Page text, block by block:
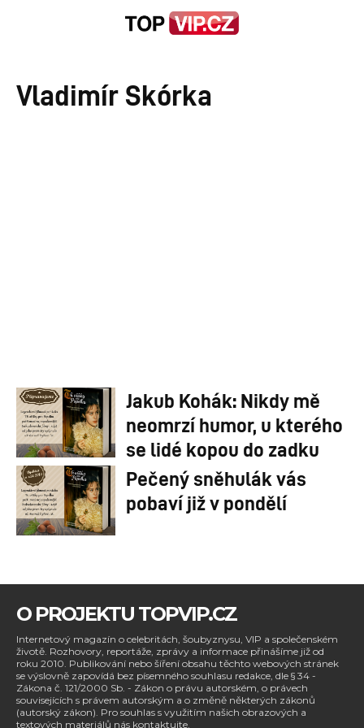
Vladimír Skórka
Jakub Kohák: Nikdy mě
neomrzí humor, u kterého
se lidé kopou do zadku
Pečený sněhulák vás
pobaví již v pondělí
O PROJEKTU TOPVIP.CZ
Internetový magazín o celebritách, šoubyznysu, VIP a společenském
životě. Rozhovory, reportáže, zprávy a informace přinášíme již od
roku 2010. Publikování nebo šíření obsahu těchto webových stránek
se výslovně zapovídá bez písemného souhlasu redakce, dle § 34 -
Zákona č. 121/2000 Sb. - Zákon o právu autorském, o právech
souvisejících s právem autorským a o změně některých zákonů
(autorský zákon). Pro souhlas s využitím našich obrazových a
textových materiálů nás kontaktujte.